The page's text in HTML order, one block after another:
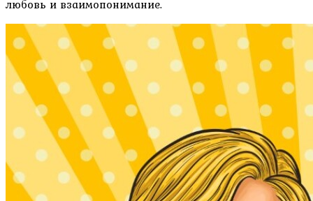
любовь и взаимопонимание.